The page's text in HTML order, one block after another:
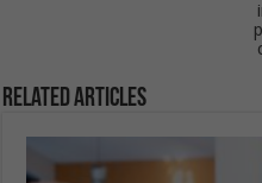
Related Articles